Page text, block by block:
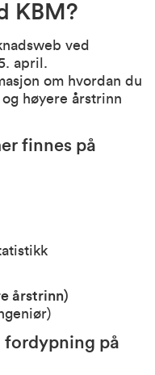
KBM?
ved
april.
om hvordan du
høyere årstrinn
finnes på
årstrinn)
fordypning på